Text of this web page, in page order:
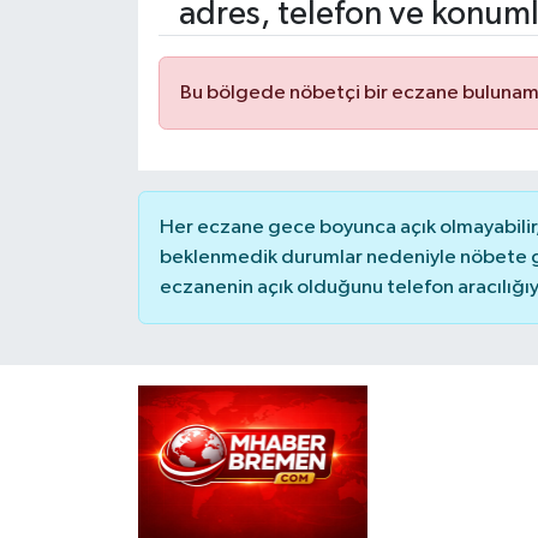
adres, telefon ve
Bu bölgede nöbetçi bir eczane
Her eczane gece boyunca açık
beklenmedik durumlar nedeniyle nöbete
eczanenin açık olduğunu telefon